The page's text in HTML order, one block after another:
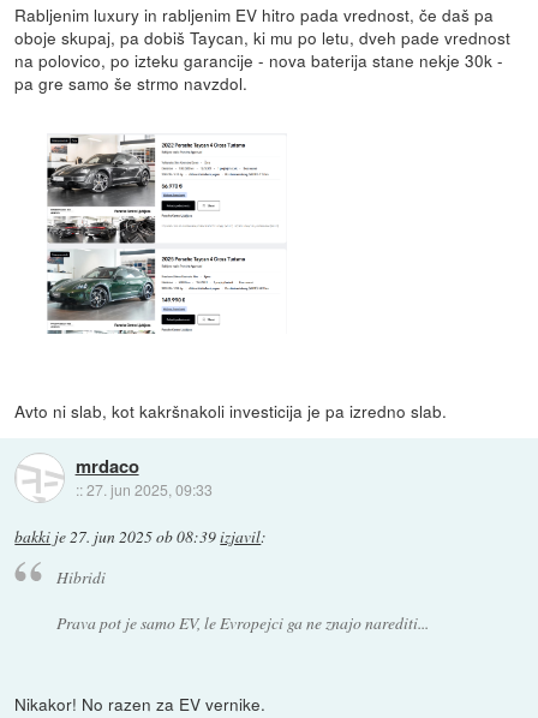
Rabljenim luxury in rabljenim EV hitro pada vrednost, če daš pa
oboje skupaj, pa dobiš Taycan, ki mu po letu, dveh pade vrednost
na polovico, po izteku garancije - nova baterija stane nekje 30k -
pa gre samo še strmo navzdol.
Avto ni slab, kot kakršnakoli investicija je pa izredno slab.
mrdaco
::27. jun 2025, 09:33
bakki je27. jun 2025 ob 08:39izjavil:
Hibridi
Prava pot je samo EV, le Evropejci ga ne znajo narediti...
Nikakor! No razen za EV vernike.